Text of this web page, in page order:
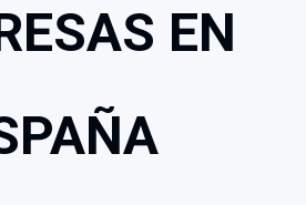
EN